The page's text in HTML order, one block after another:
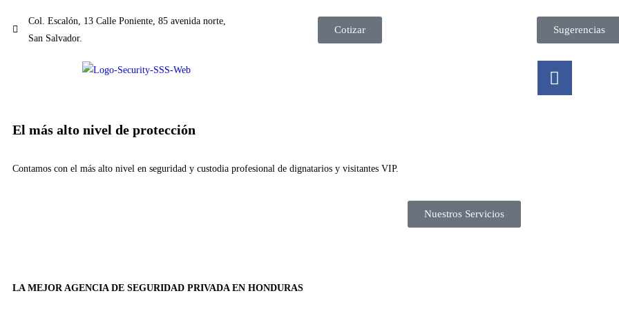
Col. Escalón, 13 Calle Poniente, 85 avenida norte,
San Salvador.
Cotizar Sugerencias
El más alto nivel de protección
Contamos con el más alto nivel en seguridad y custodia profesional de dignatarios y visitantes VIP.
Nuestros Servicios
LA MEJOR AGENCIA DE SEGURIDAD PRIVADA EN HONDURAS